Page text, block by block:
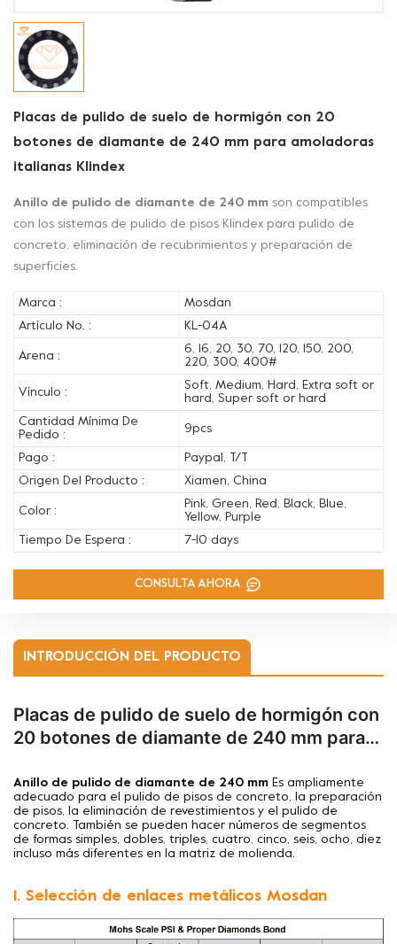
Placas de pulido de suelo de hormigón con 20
botones de diamante de 240 mm para amoladoras
italianas Klindex
Anillo de pulido de diamante de 240 mm son compatibles
con los sistemas de pulido de pisos Klindex para pulido de
concreto, eliminación de recubrimientos y preparación de
superficies.
Marca :
Mosdan
Artículo No. :
KL-04A
Arena :
6, 16, 20, 30, 70, 120, 150, 200,
220, 300, 400#
Vínculo :
Soft, Medium, Hard, Extra soft or
hard, Super soft or hard
Cantidad Mínima De
Pedido :
9pcs
Pago :
Paypal, T/T
Origen Del Producto :
Xiamen, China
Color :
Pink, Green, Red, Black, Blue,
Yellow, Purple
Tiempo De Espera :
7-10 days
CONSULTA AHORA
INTRODUCCIÓN DEL PRODUCTO
Placas de pulido de suelo de hormigón con
20 botones de diamante de 240 mm para
Anillo de pulido de diamante de 240 mm Es ampliamente
adecuado para el pulido de pisos de concreto, la preparación
de pisos, la eliminación de revestimientos y el pulido de
concreto. También se pueden hacer números de segmentos
de formas simples, dobles, triples, cuatro, cinco, seis, ocho, diez
incluso más diferentes en la matriz de molienda.
1. Selección de enlaces metálicos Mosdan